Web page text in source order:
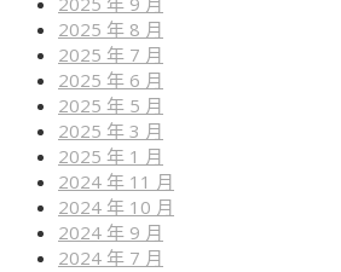
2025 年 8 月
2025 年 7 月
2025 年 6 月
2025 年 5 月
2025 年 3 月
2025 年 1 月
2024 年 11 月
2024 年 10 月
2024 年 9 月
2024 年 7 月